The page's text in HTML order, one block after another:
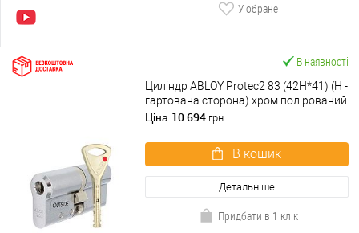
У обране
В наявності
Циліндр ABLOY Protec2 83 (42H*41) (H -
гартована сторона) хром полірований
Ціна 10 694 грн.
В кошик
Детальніше
Придбати в 1 клік